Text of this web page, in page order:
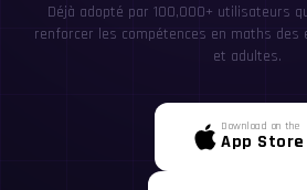
Déjà adopté par 100,000+ utilisateurs
renforcer les compétences en maths des
et adultes.
Download on the
App Store